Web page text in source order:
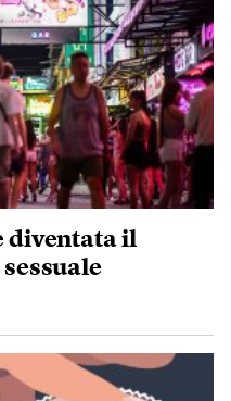
diventata il